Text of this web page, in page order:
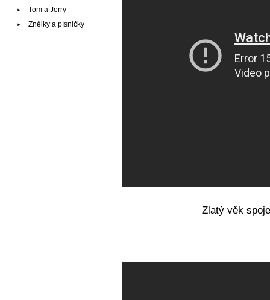
Zlatý věk
Tom a Jerry
Znělky a písničky